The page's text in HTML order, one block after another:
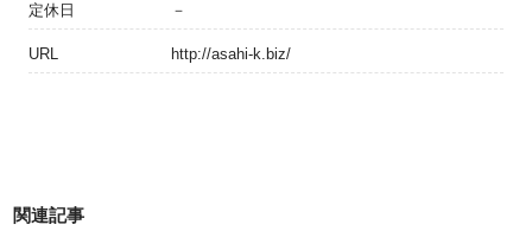
定休日 －
URL http://asahi-k.biz/
関連記事